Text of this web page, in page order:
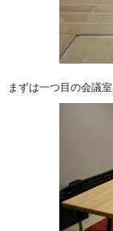
まずは一つ目の会議